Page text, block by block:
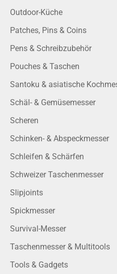
Outdoor-Küche
Patches, Pins & Coins
Pens & Schreibzubehör
Pouches & Taschen
Santoku & asiatische
Schäl- & Gemüsemesser
Scheren
Schinken- & Abspeckmesser
Schleifen & Schärfen
Schweizer Taschenmesser
Slipjoints
Spickmesser
Survival-Messer
Taschenmesser & Multitools
Tools & Gadgets